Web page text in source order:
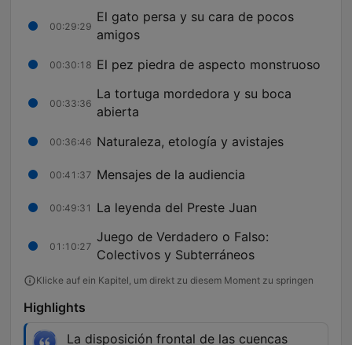
00:29:29
El gato persa y su cara de pocos
amigos
00:30:18 El pez piedra de aspecto monstruoso
00:33:36
La tortuga mordedora y su boca
abierta
00:36:46 Naturaleza, etología y avistajes
00:41:37 Mensajes de la audiencia
00:49:31 La leyenda del Preste Juan
01:10:27
Juego de Verdadero o Falso:
Colectivos y Subterráneos
Klicke auf ein Kapitel, um direkt zu diesem Moment zu springen
Highlights
La disposición frontal de las cuencas